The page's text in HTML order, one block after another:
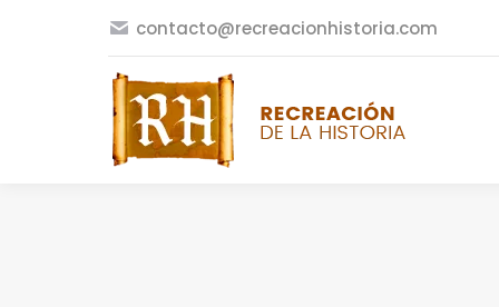
contacto@recreacionhistoria.com